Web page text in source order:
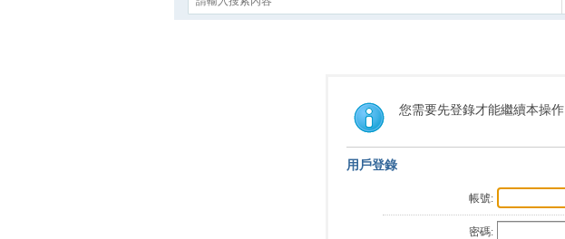
您需要先登錄才能繼續本操作
用戶登錄
帳號:
密碼: